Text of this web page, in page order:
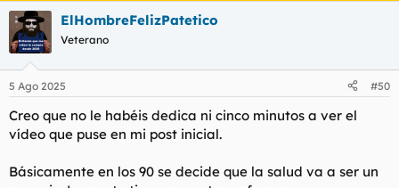
c
c
i
e
:
ElHombreFelizPatetico
Veterano
5 Ago 2025 #50
Creo que no le habéis dedica ni cinco minutos a ver el
vídeo que puse en mi post inicial.
Básicamente en los 90 se decide que la salud va a ser un